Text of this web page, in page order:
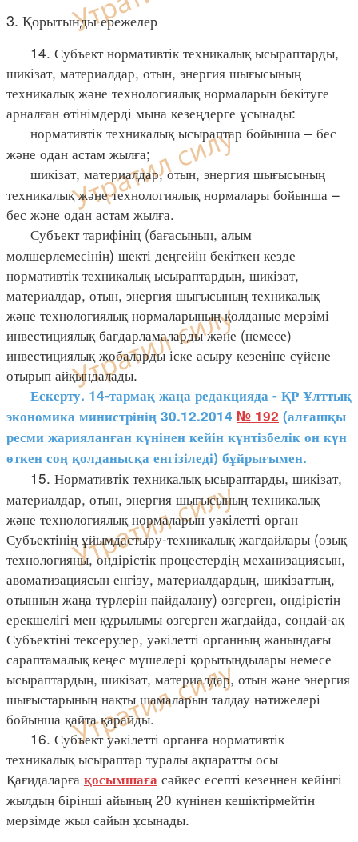
3. Қорытынды ережелер
14. Субъект нормативтік техникалық ысыраптарды,
шикізат, материалдар, отын, энергия шығысының
техникалық және технологиялық нормаларын бекітуге
арналған өтінімдерді мына кезеңдерге ұсынады:
нормативтік техникалық ысыраптар бойынша – бес
және одан астам жылға;
шикізат, материалдар, отын, энергия шығысының
техникалық және технологиялық нормалары бойынша –
бес және одан астам жылға.
Субъект тарифінің (бағасының, алым
мөлшерлемесінің) шекті деңгейін бекіткен кезде
нормативтік техникалық ысыраптардың, шикізат,
материалдар, отын, энергия шығысының техникалық
және технологиялық нормаларының қолданыс мерзімі
инвестициялық бағдарламаларды және (немесе)
инвестициялық жобаларды іске асыру кезеңіне сүйене
отырып айқындалады.
Ескерту. 14-тармақ жаңа редакцияда - ҚР Ұлттық
экономика министрінің 30.12.2014 № 192 (алғашқы
ресми жарияланған күнінен кейін күнтізбелік он күн
өткен соң қолданысқа енгізіледі) бұйрығымен.
15. Нормативтік техникалық ысыраптарды, шикізат,
материалдар, отын, энергия шығысының техникалық
және технологиялық нормаларын уәкілетті орган
Субъектінің ұйымдастыру-техникалық жағдайлары (озық
технологияны, өндірістік процестердің механизациясын,
авоматизациясын енгізу, материалдардың, шикізаттың,
отынның жаңа түрлерін пайдалану) өзгерген, өндірістің
ерекшелігі мен құрылымы өзгерген жағдайда, сондай-ақ
Субъектіні тексерулер, уәкілетті органның жанындағы
сараптамалық кеңес мүшелері қорытындылары немесе
ысыраптардың, шикізат, материалдар, отын және энергия
шығыстарының нақты шамаларын талдау нәтижелері
бойынша қайта қарайды.
16. Субъект уәкілетті органға нормативтік
техникалық ысыраптар туралы ақпаратты осы
Қағидаларға қосымшаға сәйкес есепті кезеңнен кейінгі
жылдың бірінші айының 20 күнінен кешіктірмейтін
мерзімде жыл сайын ұсынады.